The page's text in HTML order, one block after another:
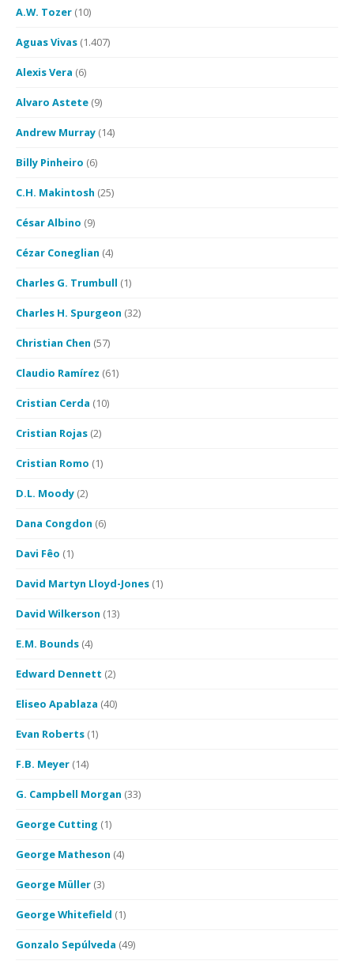
A.W. Tozer (10)
Aguas Vivas (1.407)
Alexis Vera (6)
Alvaro Astete (9)
Andrew Murray (14)
Billy Pinheiro (6)
C.H. Makintosh (25)
César Albino (9)
Cézar Coneglian (4)
Charles G. Trumbull (1)
Charles H. Spurgeon (32)
Christian Chen (57)
Claudio Ramírez (61)
Cristian Cerda (10)
Cristian Rojas (2)
Cristian Romo (1)
D.L. Moody (2)
Dana Congdon (6)
Davi Fêo (1)
David Martyn Lloyd-Jones (1)
David Wilkerson (13)
E.M. Bounds (4)
Edward Dennett (2)
Eliseo Apablaza (40)
Evan Roberts (1)
F.B. Meyer (14)
G. Campbell Morgan (33)
George Cutting (1)
George Matheson (4)
George Müller (3)
George Whitefield (1)
Gonzalo Sepúlveda (49)